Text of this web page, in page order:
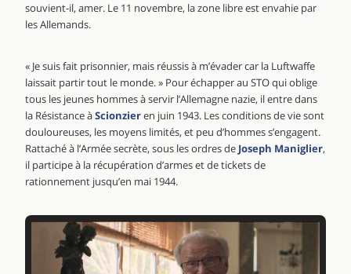
souvient-il, amer. Le 11 novembre, la zone libre est envahie par
les Allemands.
« Je suis fait prisonnier, mais réussis à m’évader car la Luftwaffe
laissait partir tout le monde. » Pour échapper au STO qui oblige
tous les jeunes hommes à servir l’Allemagne nazie, il entre dans
la Résistance àScionzieren juin 1943. Les conditions de vie sont
douloureuses, les moyens limités, et peu d’hommes s’engagent.
Rattaché à l’Armée secrète, sous les ordres de Joseph Maniglier,
il participe à la récupération d’armes et de tickets de
rationnement jusqu’en mai 1944.